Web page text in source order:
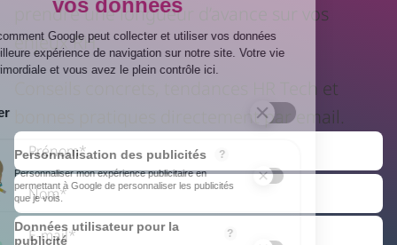
prendre une longueur d’avance sur vos
enjeux RH.
Conseils concrets, tendances HR Tech et
bonnes pratiques directement par email.